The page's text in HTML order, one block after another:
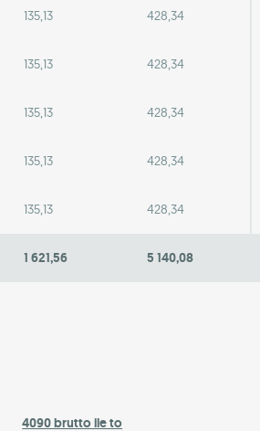
135,13 428,34
135,13 428,34
135,13 428,34
135,13 428,34
135,13 428,34
1 621,56 5 140,08
4090 brutto ile to